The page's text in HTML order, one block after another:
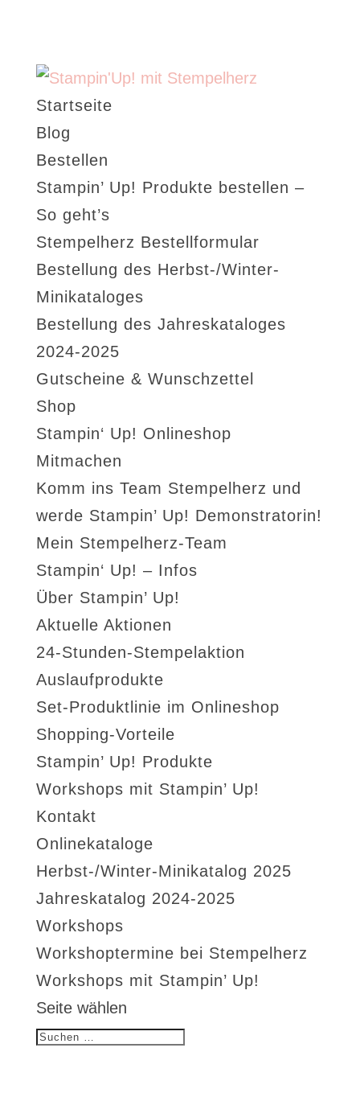
Startseite
Blog
Bestellen
Stampin’ Up! Produkte bestellen –
So geht’s
Stempelherz Bestellformular
Bestellung des Herbst-/Winter-
Minikataloges
Bestellung des Jahreskataloges
2024-2025
Gutscheine & Wunschzettel
Shop
Stampin‘ Up! Onlineshop
Mitmachen
Komm ins Team Stempelherz und
werde Stampin’ Up! Demonstratorin!
Mein Stempelherz-Team
Stampin‘ Up! – Infos
Über Stampin’ Up!
Aktuelle Aktionen
24-Stunden-Stempelaktion
Auslaufprodukte
Set-Produktlinie im Onlineshop
Shopping-Vorteile
Stampin’ Up! Produkte
Workshops mit Stampin’ Up!
Kontakt
Onlinekataloge
Herbst-/Winter-Minikatalog 2025
Jahreskatalog 2024-2025
Workshops
Workshoptermine bei Stempelherz
Workshops mit Stampin’ Up!
Seite wählen